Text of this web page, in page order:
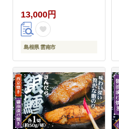
雲南市/有限会社石田魚
店 [AICQ012]
13,000円
島根県 雲南市